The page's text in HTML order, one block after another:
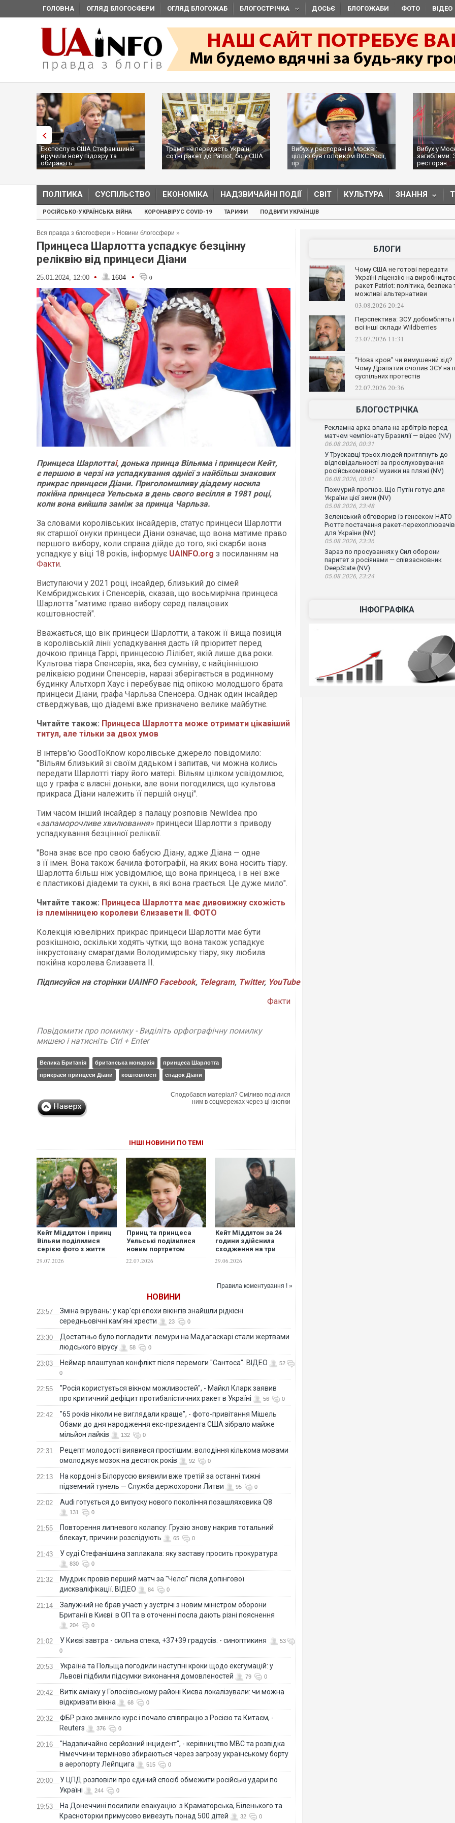
ГОЛОВНА ОГЛЯД БЛОГОСФЕРИ ОГЛЯД БЛОГОЖАБ БЛОГОСТРІЧКА ДОСЬЄ БЛОГОЖАБИ ФОТО ВІДЕО
Експослу в США Стефанішиній
вручили нову підозру та
обирають...
Трамп не передасть Україні
сотні ракет до Patriot, бо у США
...
Вибух у ресторані в Москві:
ціллю був головком ВКС Росії,
пр...
Вибух у
загиблими:
ресторан...
ПОЛІТИКА СУСПІЛЬСТВО ЕКОНОМІКА НАДЗВИЧАЙНІ ПОДІЇ СВІТ КУЛЬТУРА ЗНАННЯ
РОСІЙСЬКО-УКРАЇНСЬКА ВІЙНА КОРОНАВІРУС COVID-19 ТАРИФИ ПОДВИГИ УКРАЇНЦІВ
Вся правда з блогосфери » Новини блогосфери »
Принцеса Шарлотта успадкує безцінну
реліквію від принцеси Діани
25.01.2024, 12:00 • 1604 • 0
Принцеса Шарлоттаі, донька принца Вільяма і принцеси Кейт,
є першою в черзі на успадкування однієї з найбільш знакових
прикрас принцеси Діани. Приголомшливу діадему носила
покійна принцеса Уельська в день свого весілля в 1981 році,
коли вона вийшла заміж за принца Чарльза.
За словами королівських інсайдерів, статус принцеси Шарлотти
як старшої онуки принцеси Діани означає, що вона матиме право
першого вибору, коли справа дійде до того, які скарби вона
успадкує у віці 18 років, інформує UAINFO.org з посиланням на
Факти.
Виступаючи у 2021 році, інсайдер, близький до сімей
Кембриджських і Спенсерів, сказав, що восьмирічна принцеса
Шарлотта "матиме право вибору серед палацових
коштовностей".
Вважається, що вік принцеси Шарлотти, а також її вища позиція
в королівській лінії успадкування дасть їй пріоритет перед
дочкою принца Гаррі, принцесою Лілібет, якій лише два роки.
Культова тіара Спенсерів, яка, без сумніву, є найціннішою
реліквією родини Спенсерів, наразі зберігається в родинному
будинку Альтхорп Хаус і перебуває під опікою молодшого брата
принцеси Діани, графа Чарльза Спенсера. Однак один інсайдер
стверджував, що діадемі вже призначено велике майбутнє.
Читайте також: Принцеса Шарлотта може отримати цікавіший
титул, але тільки за двох умов
В інтерв'ю GoodToKnow королівське джерело повідомило:
"Вільям близький зі своїм дядьком і запитав, чи можна колись
передати Шарлотті тіару його матері. Вільям цілком усвідомлює,
що у графа є власні доньки, але вони погодилися, що культова
прикраса Діани належить її першій онуці".
Тим часом інший інсайдер з палацу розповів NewIdea про
«запаморочливе хвилювання» принцеси Шарлотти з приводу
успадкування безцінної реліквії.
"Вона знає все про свою бабусю Діану, адже Діана — одне
з її імен. Вона також бачила фотографії, на яких вона носить тіару.
Шарлотта більш ніж усвідомлює, що вона принцеса, і в неї вже
є пластикові діадеми та сукні, в які вона грається. Це дуже мило".
Читайте також: Принцеса Шарлотта має дивовижну схожість
із племінницею королеви Єлизавети II. ФОТО
Колекція ювелірних прикрас принцеси Шарлотти має бути
розкішною, оскільки ходять чутки, що вона також успадкує
інкрустовану смарагдами Володимирську тіару, яку любила
покійна королева Єлизавета II.
Підписуйся на сторінки UAINFO Facebook, Telegram, Twitter, YouTube
Факти
Повідомити про помилку - Виділіть орфографічну помилку
мишею і натисніть Ctrl + Enter
Велика Британія британська монархія
принцеса Шарлотта
прикраси принцеси Діани
коштовності спадок Діани
Сподобався матеріал? Сміливо поділися
ним в соцмережах через ці кнопки
ІНШІ НОВИНИ ПО ТЕМІ
Кейт Міддлтон і принц
Вільям поділилися
серією фото з життя
29.07.2026
Принц та принцеса
Уельські поділилися
новим портретом
з нагоди його 13-річчя
22.07.2026
Кейт Міддлтон за 24
години здійснила
сходження на три
вершини Великої
29.06.2026
Правила коментування ! »
НОВИНИ
23:57
Зміна вірувань: у кар'єрі епохи вікінгів знайшли рідкісні
середньовічні кам’яні хрести
23 0
23:30
Достатньо було погладити: лемури на Мадагаскарі стали жертвами
людського вірусу
58 0
23:03 Неймар влаштував конфлікт після перемоги "Сантоса". ВІДЕО
52
0
22:55
"Росія користується вікном можливостей", - Майкл Кларк заявив
про критичний дефіцит протибалістичних ракет в Україні
56 0
22:42
"65 років ніколи не виглядали краще", - фото-привітання Мішель
Обами до дня народження екс-президента США зібрало майже
мільйон лайків
132 0
22:31
Рецепт молодості виявився простішим: володіння кількома мовами
омолоджує мозок на десяток років
92 0
22:13
На кордоні з Білоруссю виявили вже третій за останні тижні
підземний тунель — Служба держохорони Литви
95 0
22:02 Audi готується до випуску нового покоління позашляховика Q8
131 0
21:55
Повторення липневого колапсу: Грузію знову накрив тотальний
блекаут, причини розслідують
65 0
21:43 У суді Стефанішина заплакала: яку заставу просить прокуратура
830 0
21:32
Мудрик провів перший матч за "Челсі" після допінгової
дискваліфікації. ВІДЕО
84 0
21:14
Залужний не брав участі у зустрічі з новим міністром оборони
Британії в Києві: в ОП та в оточенні посла дають різні пояснення
204 0
21:02 У Києві завтра - сильна спека, +37+39 градусів. - синоптикиня
53
0
20:53
Україна та Польща погодили наступні кроки щодо ексгумацій: у
Львові підбили підсумки виконання домовленостей
79 0
20:42
Витік аміаку у Голосіївському районі Києва локалізували: чи можна
відкривати вікна
68 0
20:32
ФБР різко змінило курс і почало співпрацю з Росією та Китаєм, -
Reuters
376 0
20:16
"Надзвичайно серйозний інцидент", - керівництво МВС та розвідка
Німеччини терміново збираються через загрозу українському борту
в аеропорту Лейпцига
515 0
20:00
У ЦПД розповіли про єдиний спосіб обмежити російські удари по
Україні
244 0
19:53
На Донеччині посилили евакуацію: з Краматорська, Біленького та
Красноторки примусово вивезуть понад 500 дітей
32 0
БЛОГИ
Чому США не готові передати
Україні ліцензію на
ракет Patriot: політика, безпека
можливі альтернативи
03.08.2026 20:24
Перспектива: ЗСУ добомблять і
всі інші склади Wildberries
23.07.2026 11:31
“Нова кров” чи вимушений хід?
Чому Драпатий очолив ЗСУ на
суспільних протестів
22.07.2026 20:36
БЛОГОСТРІЧКА
Рекламна арка впала на арбітрів перед
матчем чемпіонату Бразилії — відео (NV)
06.08.2026, 00:31
У Трускавці трьох людей притягнуть до
відповідальності за прослуховування
російськомовної музики на пляжі (NV)
06.08.2026, 00:01
Похмурий прогноз. Що Путін готує для
України цієї зими (NV)
05.08.2026, 23:48
Зеленський обговорив із генсеком НАТО
Рютте постачання ракет-перехоплювачів
для України (NV)
05.08.2026, 23:36
Зараз по просуваннях у Сил оборони
паритет з росіянами — співзасновник
DeepState (NV)
05.08.2026, 23:24
ІНФОГРАФІКА